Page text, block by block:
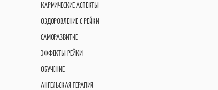
КАРМИЧЕСКИЕ АСПЕКТЫ
ОЗДОРОВЛЕНИЕ С РЕЙКИ
САМОРАЗВИТИЕ
ЭФФЕКТЫ РЕЙКИ
ОБУЧЕНИЕ
АНГЕЛЬСКАЯ ТЕРАПИЯ